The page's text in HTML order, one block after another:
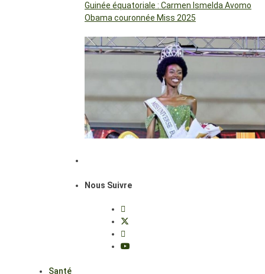
Guinée équatoriale : Carmen Ismelda Avomo
Obama couronnée Miss 2025
Nous Suivre
Santé